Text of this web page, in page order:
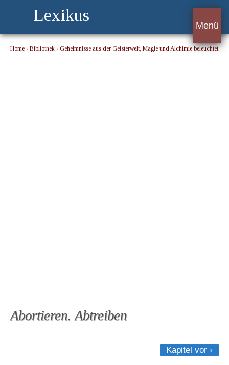
Lexikus
Menü
Home › Bibliothek › Geheimnisse aus der Geisterwelt, Magie und Alchimie beleuchtet
Abortieren. Abtreiben
Kapitel vor ›